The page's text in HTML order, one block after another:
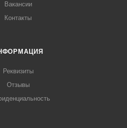
Вакансии
Контакты
Реквизиты
Отзывы